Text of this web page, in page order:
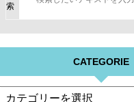
索
CATEGORIE